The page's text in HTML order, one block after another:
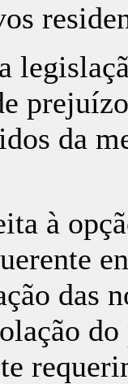
da
à
das